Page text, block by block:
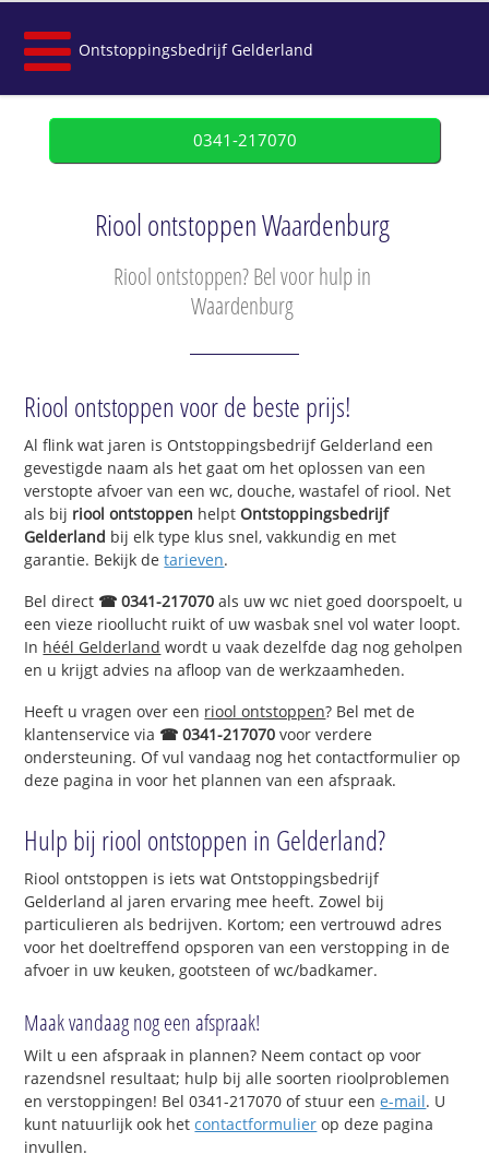
Ontstoppingsbedrijf Gelderland
0341-217070
Riool ontstoppen Waardenburg
Riool ontstoppen? Bel voor hulp in
Waardenburg
Riool ontstoppen voor de beste prijs!
Al flink wat jaren is Ontstoppingsbedrijf Gelderland een
gevestigde naam als het gaat om het oplossen van een
verstopte afvoer van een wc, douche, wastafel of riool. Net
als bij riool ontstoppen helptOntstoppingsbedrijf
Gelderland bij elk type klus snel, vakkundig en met
garantie. Bekijk detarieven.
Bel direct ☎ 0341-217070 als uw wc niet goed doorspoelt, u
een vieze rioollucht ruikt of uw wasbak snel vol water loopt.
In héél Gelderland wordt u vaak dezelfde dag nog geholpen
en u krijgt advies na afloop van de werkzaamheden.
Heeft u vragen over een riool ontstoppen? Bel met de
klantenservice via ☎ 0341-217070 voor verdere
ondersteuning. Of vul vandaag nog het contactformulier op
deze pagina in voor het plannen van een afspraak.
Hulp bij riool ontstoppen in Gelderland?
Riool ontstoppen is iets wat Ontstoppingsbedrijf
Gelderland al jaren ervaring mee heeft. Zowel bij
particulieren als bedrijven. Kortom; een vertrouwd adres
voor het doeltreffend opsporen van een verstopping in de
afvoer in uw keuken, gootsteen of wc/badkamer.
Maak vandaag nog een afspraak!
Wilt u een afspraak in plannen? Neem contact op voor
razendsnel resultaat; hulp bij alle soorten rioolproblemen
en verstoppingen! Bel 0341-217070 of stuur eene-mail. U
kunt natuurlijk ook hetcontactformulier op deze pagina
invullen.